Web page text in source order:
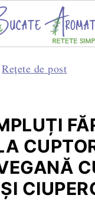
Rețete de post